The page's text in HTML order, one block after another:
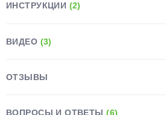
ИНСТРУКЦИИ (2)
ВИДЕО (3)
ОТЗЫВЫ
ВОПРОСЫ И ОТВЕТЫ(6)